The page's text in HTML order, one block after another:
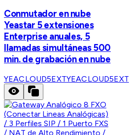
Conmutador en nube
Yeastar 5 extensiones
Enterprise anuales, 5
llamadas simultáneas 500
min. de grabación en nube
YEACLOUD5EXTYEACLOUD5EXT